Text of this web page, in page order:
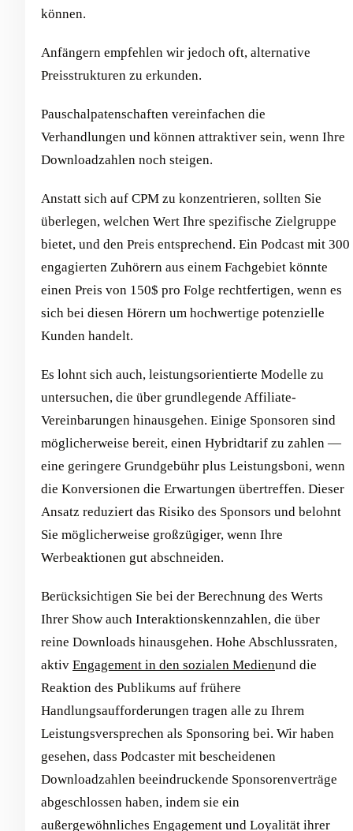
können.
Anfängern empfehlen wir jedoch oft, alternative
Preisstrukturen zu erkunden.
Pauschalpatenschaften vereinfachen die
Verhandlungen und können attraktiver sein, wenn Ihre
Downloadzahlen noch steigen.
Anstatt sich auf CPM zu konzentrieren, sollten Sie
überlegen, welchen Wert Ihre spezifische Zielgruppe
bietet, und den Preis entsprechend. Ein Podcast mit 300
engagierten Zuhörern aus einem Fachgebiet könnte
einen Preis von 150$ pro Folge rechtfertigen, wenn es
sich bei diesen Hörern um hochwertige potenzielle
Kunden handelt.
Es lohnt sich auch, leistungsorientierte Modelle zu
untersuchen, die über grundlegende Affiliate-
Vereinbarungen hinausgehen. Einige Sponsoren sind
möglicherweise bereit, einen Hybridtarif zu zahlen —
eine geringere Grundgebühr plus Leistungsboni, wenn
die Konversionen die Erwartungen übertreffen. Dieser
Ansatz reduziert das Risiko des Sponsors und belohnt
Sie möglicherweise großzügiger, wenn Ihre
Werbeaktionen gut abschneiden.
Berücksichtigen Sie bei der Berechnung des Werts
Ihrer Show auch Interaktionskennzahlen, die über
reine Downloads hinausgehen. Hohe Abschlussraten,
aktiv Engagement in den sozialen Medienund die
Reaktion des Publikums auf frühere
Handlungsaufforderungen tragen alle zu Ihrem
Leistungsversprechen als Sponsoring bei. Wir haben
gesehen, dass Podcaster mit bescheidenen
Downloadzahlen beeindruckende Sponsorenverträge
abgeschlossen haben, indem sie ein
außergewöhnliches Engagement und Loyalität ihrer